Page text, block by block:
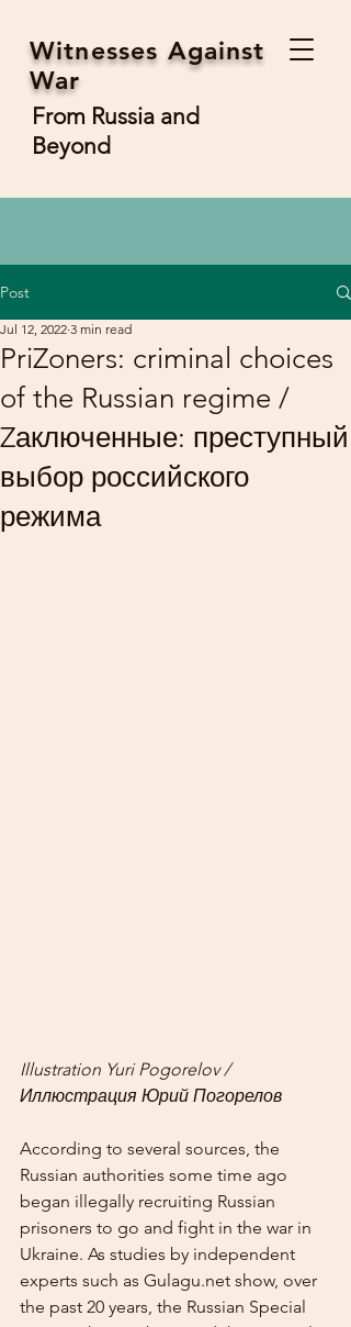
Witnesses Against
War
From Russia and
Beyond
Post
PriZoners: criminal choices
of the Russian regime /
Zаключенные: преступный
выбор российского
режима
Jul 12, 2022 3 min read
Illustration Yuri Pogorelov /
Иллюстрация Юрий Погорелов
According to several sources, the
Russian authorities some time ago
began illegally recruiting Russian
prisoners to go and fight in the war in
Ukraine. As studies by independent
experts such as Gulagu.net show, over
the past 20 years, the Russian Special